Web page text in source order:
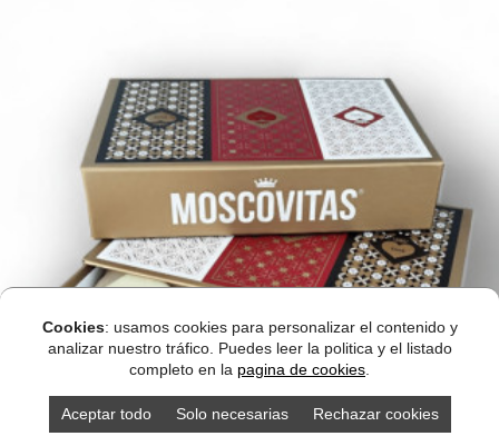
Cookies: usamos cookies para personalizar el contenido y
analizar nuestro tráfico. Puedes leer la politica y el listado
completo en la pagina de cookies
Aceptar todo Solo necesarias Rechazar cookies